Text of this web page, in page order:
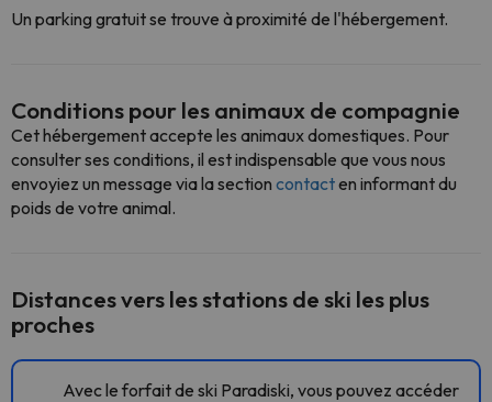
Un parking gratuit se trouve à proximité de l'hébergement.
Conditions pour les animaux de compagnie
Cet hébergement accepte les animaux domestiques. Pour
consulter ses conditions, il est indispensable que vous nous
envoyiez un message via la section contacten informant du
poids de votre animal.
Distances vers les stations de ski les plus
proches
Avec le forfait de ski Paradiski, vous pouvez accéder